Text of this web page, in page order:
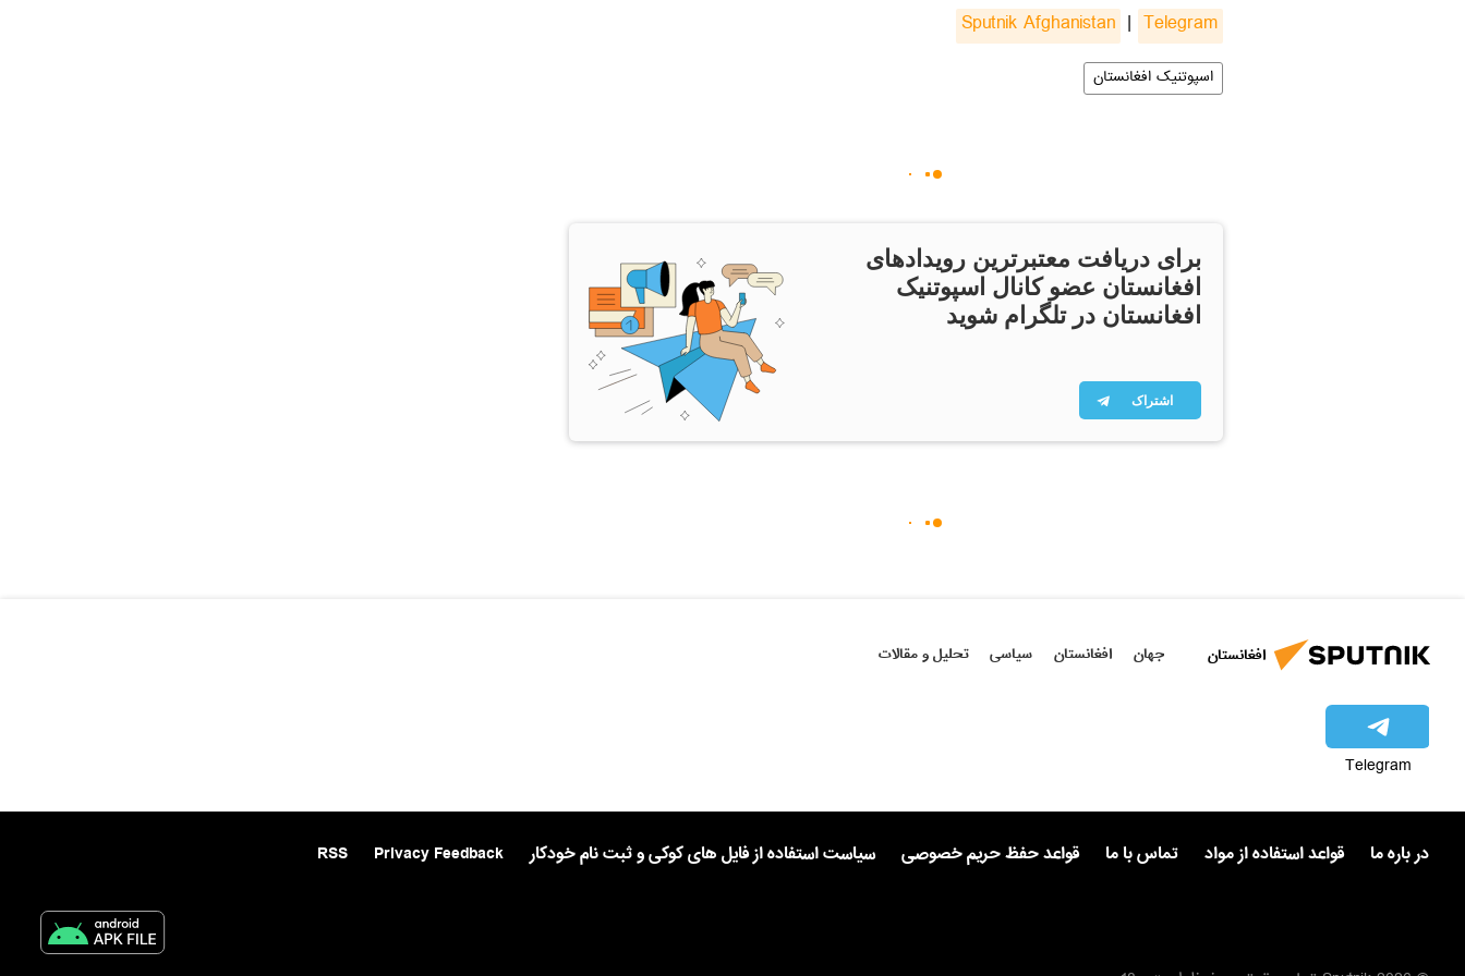
Sputnik Afghanistan | Telegram
اسپوتنیک افغانستان
برای دریافت معتبرترین رویدادهای
افغانستان عضو کانال اسپوتنیک
افغانستان در تلگرام شوید
اشتراک
افغانستان جهان افغانستان سیاسی تحلیل و مقالات
Telegram
در باره ما قواعد استفاده از مواد تماس با ما قواعد حفظ حریم خصوصی سیاست استفاده از فایل های کوکی و ثبت نام خودکار Privacy Feedback
RSS